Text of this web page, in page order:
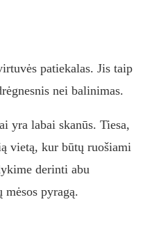
patiekalas. Jis taip
nei balinimas.
yra labai skanūs. Tiesa,
vietą, kur būtų ruošiami
derinti abu
pyragą.